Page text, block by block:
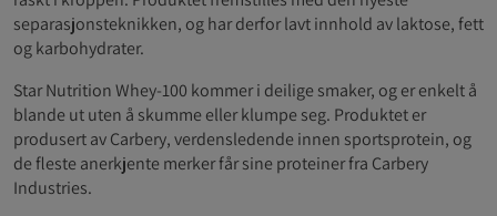
separasjonsteknikken, og har derfor lavt innhold av laktose, fett
og karbohydrater.
Star Nutrition Whey-100 kommer i deilige smaker, og er enkelt å
blande ut uten å skumme eller klumpe seg. Produktet er
produsert av Carbery, verdensledende innen sportsprotein, og
de fleste anerkjente merker får sine proteiner fra Carbery
Industries.